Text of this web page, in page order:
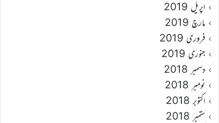
اپریل 2019
مارچ 2019
فروری 2019
جنوری 2019
دسمبر 2018
نومبر 2018
اکتوبر 2018
ستمبر 2018